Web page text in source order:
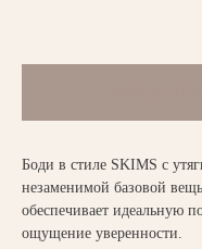
Боди в стиле SKIMS с
незаменимой базовой
обеспечивает идеальную
ощущение уверенности.